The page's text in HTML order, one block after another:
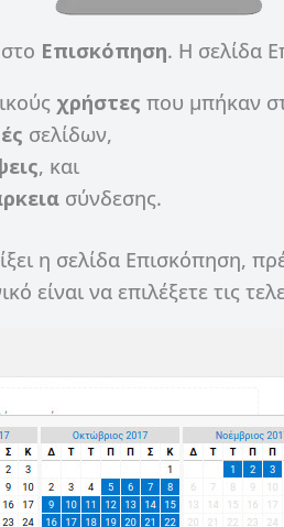
Επισκόπηση. Η σελίδα
χρήστες που μπήκαν
σελίδων,
, και
σύνδεσης.
η σελίδα Επισκόπηση,
είναι να επιλέξετε τις